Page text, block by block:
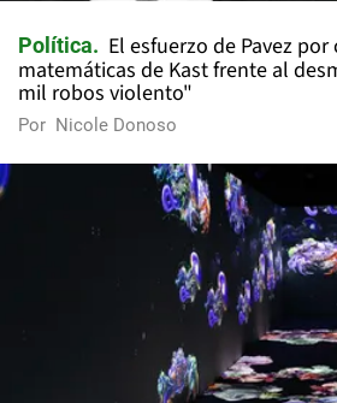
Política
El esfuerzo de Pavez por
matemáticas de Kast frente al
mil robos violento"
Por Nicole Donoso